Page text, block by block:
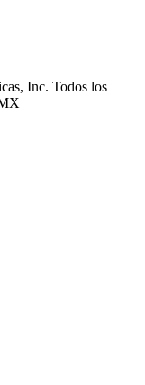
Inc. Todos los